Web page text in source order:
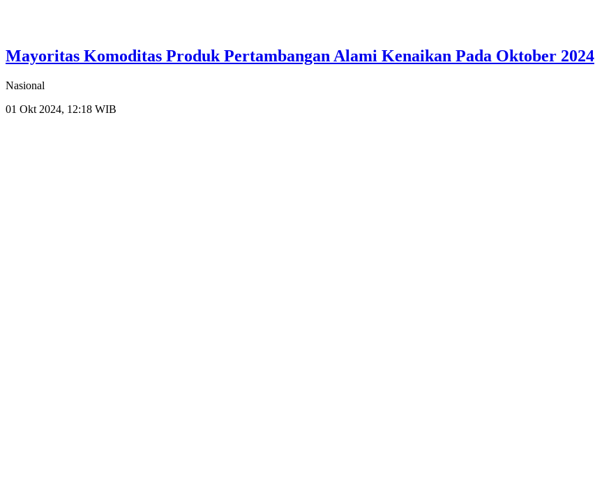
Mayoritas Komoditas Produk Pertambangan Alami Kenaikan Pada Oktober 2024
Nasional
01 Okt 2024, 12:18 WIB